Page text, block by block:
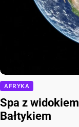
AFRYKA
Spa z
Bałtykiem